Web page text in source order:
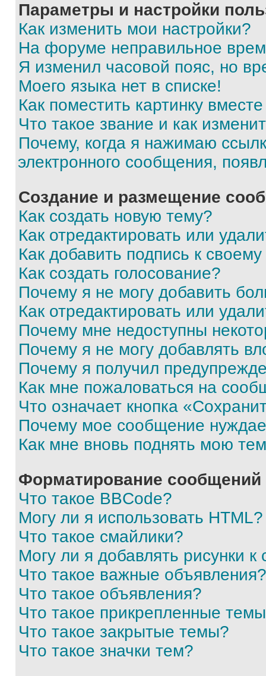
Параметры и настройки
Как изменить мои настройки?
На форуме неправильное
Я изменил часовой пояс, но
Моего языка нет в списке!
Как поместить картинку
Что такое звание и как
Почему, когда я нажимаю
электронного сообщения,
Создание и размещение
Как создать новую тему?
Как отредактировать или
Как добавить подпись к
Как создать голосование?
Почему я не могу добавить
Как отредактировать или
Почему мне недоступны
Почему я не могу добавлять
Почему я получил
Как мне пожаловаться на
Что означает кнопка
Почему мое сообщение
Как мне вновь поднять мою
Форматирование
Что такое BBCode?
Могу ли я использовать HTML?
Что такое смайлики?
Могу ли я добавлять рисунки
Что такое важные объявления?
Что такое объявления?
Что такое прикрепленные
Что такое закрытые темы?
Что такое значки тем?